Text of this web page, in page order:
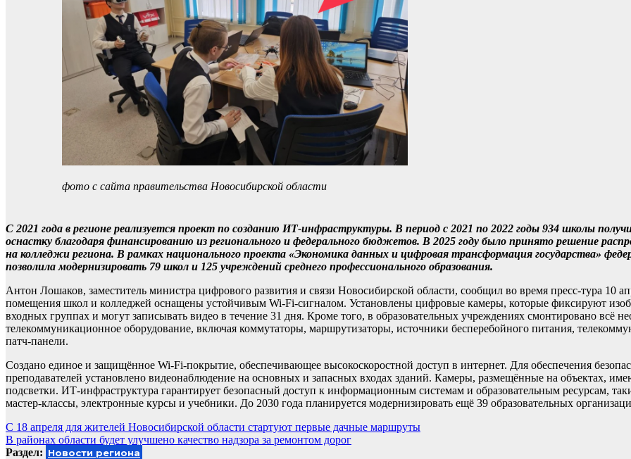
фото с сайта правительства Новосибирской области
С 2021 года в регионе реализуется проект по созданию ИТ-инфраструктуры. В период с 2021 по 2022 годы 934 школы
оснастку благодаря финансированию из регионального и федерального бюджетов. В 2025 году было принято решение
на колледжи региона. В рамках национального проекта «Экономика данных и цифровая трансформация государства»
позволила модернизировать 79 школ и 125 учреждений среднего профессионального образования.
Антон Лошаков, заместитель министра цифрового развития и связи Новосибирской области, сообщил во время пресс-тура 10
помещения школ и колледжей оснащены устойчивым Wi-Fi-сигналом. Установлены цифровые камеры, которые фиксируют
входных группах и могут записывать видео в течение 31 дня. Кроме того, в образовательных учреждениях смонтировано всё
телекоммуникационное оборудование, включая коммутаторы, маршрутизаторы, источники бесперебойного питания,
патч-панели.
Создано единое и защищённое Wi-Fi-покрытие, обеспечивающее высокоскоростной доступ в интернет. Для обеспечения
преподавателей установлено видеонаблюдение на основных и запасных входах зданий. Камеры, размещённые на объектах,
подсветки. ИТ-инфраструктура гарантирует безопасный доступ к информационным системам и образовательным ресурсам,
мастер-классы, электронные курсы и учебники. До 2030 года планируется модернизировать ещё 39 образовательных
Навигация
по
С 18 апреля для жителей Новосибирской области стартуют первые дачные маршруты
В районах области будет улучшено качество надзора за ремонтом дорог
Раздел: Новости региона